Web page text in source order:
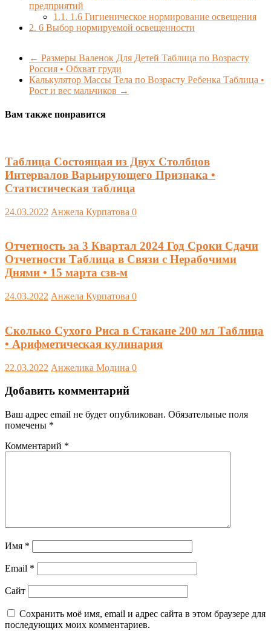
предприятий
1.1. 1.6 Гигиеническое нормирование освещения
2. 6 Выбор нормируемой освещенности
← Размеры Валенок Для Детей Таблица по Возрасту
Россия • Обхват груди
Калькулятор Массы Тела по Возрасту Ребенка Таблица •
Рост и вес мальчиков →
Вам также понравится
Таблица Состоящая из Двух Столбцов
Интервалов Варьирующего Признака •
Статистическая таблица
24.03.2022 Анжела Курпатова 0
Отчетность за 3 Квартал 2024 Год Сроки Сдачи
Отчетности Таблица в Связи с Нерабочими
Днями • 15 марта сзв-м
24.03.2022 Анжела Курпатова 0
Сколько Сухого Риса в Стакане 200 мл Таблица
• Арифметическая кулинария
22.03.2022 Анжелика Модина 0
Добавить комментарий
Ваш адрес email не будет опубликован. Обязательные поля
помечены *
Комментарий *
Имя *
Email *
Сайт
Сохранить моё имя, email и адрес сайта в этом браузере для
последующих моих комментариев.